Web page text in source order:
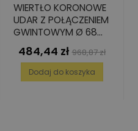
WIERTŁO KORONOWE
UDAR Z POŁĄCZENIEM
GWINTOWYM Ø 68
MM
Cena
484,44 zł Cena
podstawowa
968,87 zł
Dodaj do koszyka